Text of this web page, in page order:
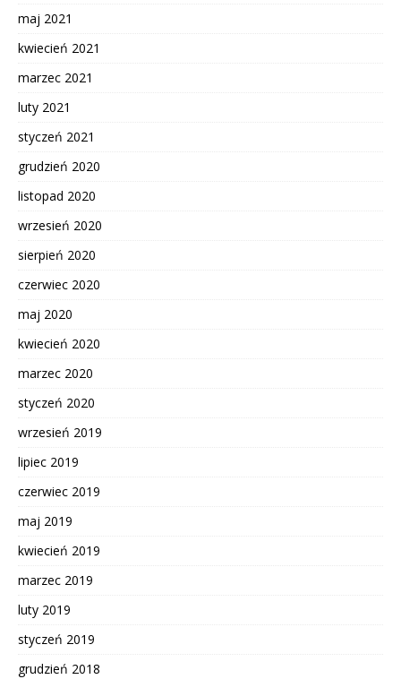
maj 2021
kwiecień 2021
marzec 2021
luty 2021
styczeń 2021
grudzień 2020
listopad 2020
wrzesień 2020
sierpień 2020
czerwiec 2020
maj 2020
kwiecień 2020
marzec 2020
styczeń 2020
wrzesień 2019
lipiec 2019
czerwiec 2019
maj 2019
kwiecień 2019
marzec 2019
luty 2019
styczeń 2019
grudzień 2018